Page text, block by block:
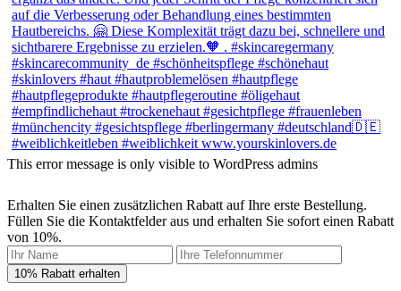
This error message is only visible to WordPress admins
Erhalten Sie einen zusätzlichen Rabatt auf Ihre erste Bestellung.
Füllen Sie die Kontaktfelder aus und erhalten Sie sofort einen Rabatt
von 10%.